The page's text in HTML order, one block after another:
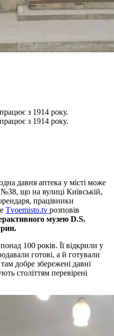
з 1914 року.
з 1914 року.
давня аптека у місті може
що на вулиці Київській,
працівники
Тvoemisto.tv розповів
музею D.S.
100 років. Її відкрили у
готові, а й готували
добре збережені давні
століттям перевірені